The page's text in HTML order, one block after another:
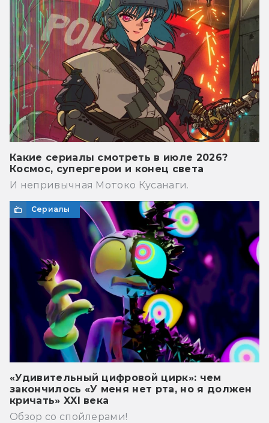
Какие сериалы смотреть в июле 2026?
Космос, супергерои и конец света
И непривычная Мотоко Кусанаги.
Сериалы
«Удивительный цифровой цирк»: чем
закончилось «У меня нет рта, но я должен
кричать» XXI века
Обзор со спойлерами!